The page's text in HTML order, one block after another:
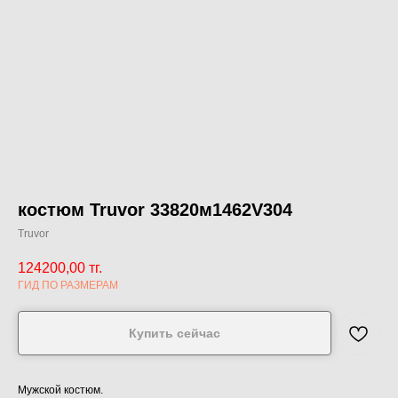
костюм Truvor 33820м1462V304
Truvor
124200,00 тг.
ГИД ПО РАЗМЕРАМ
Купить сейчас
Мужской костюм.